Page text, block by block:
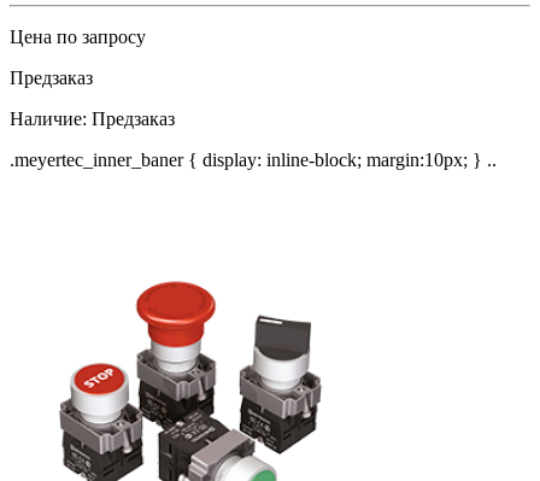
Цена по запросу
Предзаказ
Наличие: Предзаказ
.meyertec_inner_baner { display: inline-block; margin:10px; } ..